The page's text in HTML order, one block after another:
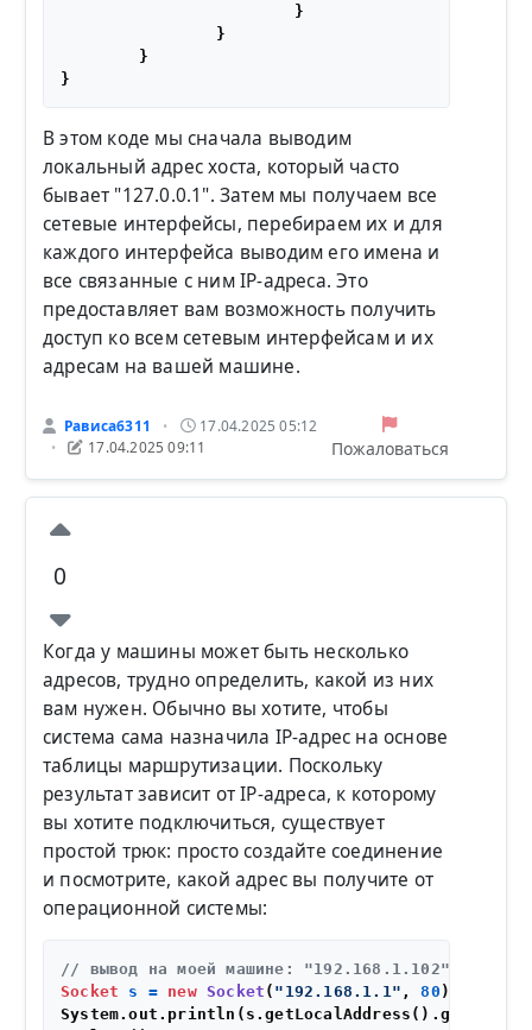
                        }
                }
        }
В этом коде мы сначала выводим
локальный адрес хоста, который часто
бывает "127.0.0.1". Затем мы получаем все
сетевые интерфейсы, перебираем их и для
каждого интерфейса выводим его имена и
все связанные с ним IP-адреса. Это
предоставляет вам возможность получить
доступ ко всем сетевым интерфейсам и их
адресам на вашей машине.
Рависа6311 • 17.04.2025 05:12
• 17.04.2025 09:11 Пожаловаться
0
Когда у машины может быть несколько
адресов, трудно определить, какой из них
вам нужен. Обычно вы хотите, чтобы
система сама назначила IP-адрес на основе
таблицы маршрутизации. Поскольку
результат зависит от IP-адреса, к которому
вы хотите подключиться, существует
простой трюк: просто создайте соединение
и посмотрите, какой адрес вы получите от
операционной системы:
// вывод на моей машине: "192.168.1.102"
Socket
s = new Socket ( "192.168.1.1" , 80 );